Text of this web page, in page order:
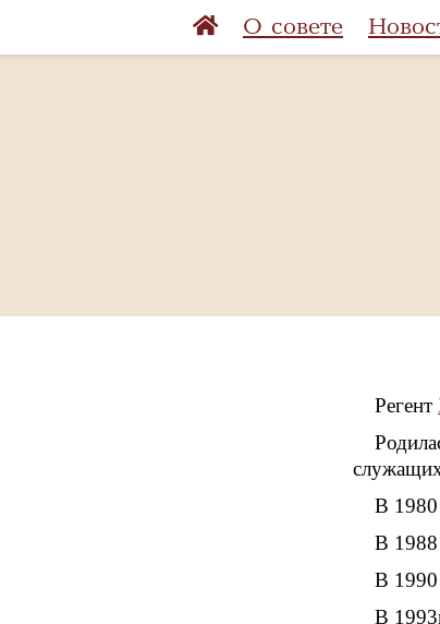
О совете
Регент
В 1980
В 1988
В 1990
В